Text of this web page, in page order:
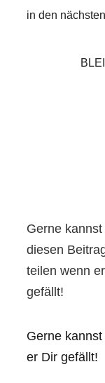
in den
Gerne kannst
diesen
teilen wenn
gefällt!
Gerne
er Dir gefällt!